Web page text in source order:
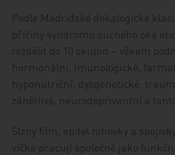
Podle Madridské dekalogické
příčiny syndromu suchého oka
rozdělit do 10 skupin – věkem
hormonální, imunologické,
hyponutriční, dysgenetické,
zánětlivé, neurodeprivantní a
Slzný film, epitel rohovky a
víčka pracují společně jako